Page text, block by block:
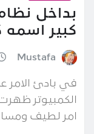
كبير اسمه
Mustafa
في بادئ الامر
الكمبيوتر
امر لطيف